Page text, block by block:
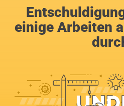
einige Arbeiten